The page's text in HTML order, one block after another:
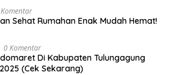
Sehat Rumahan Enak Mudah Hemat!
0 Komentar
Di Kabupaten Tulungagung
(Cek Sekarang)